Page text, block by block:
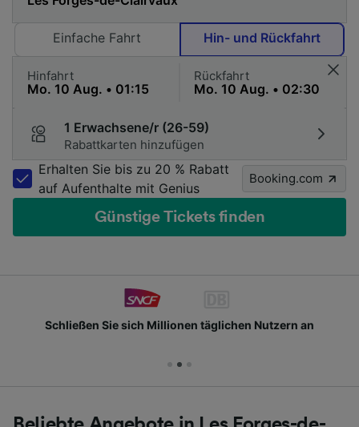
Einfache Fahrt Hin- und Rückfahrt
Hinfahrt Rückfahrt
1 Erwachsene/r (26-59)
Rabattkarten hinzufügen
Erhalten Sie bis zu 20 % Rabatt
auf Aufenthalte mit Genius
Booking.com
Günstige Tickets finden
Schließen Sie sich Millionen täglichen Nutzern an